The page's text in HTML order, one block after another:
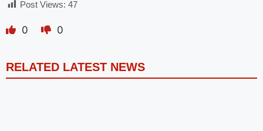
Post Views: 47
0 0
RELATED LATEST NEWS